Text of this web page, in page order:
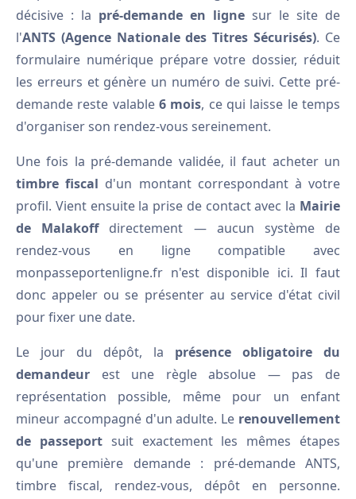
décisive : la pré-demande en ligne sur le site de
l'ANTS (Agence Nationale des Titres Sécurisés). Ce
formulaire numérique prépare votre dossier, réduit
les erreurs et génère un numéro de suivi. Cette pré-
demande reste valable 6 mois, ce qui laisse le temps
d'organiser son rendez-vous sereinement.
Une fois la pré-demande validée, il faut acheter un
timbre fiscal d'un montant correspondant à votre
profil. Vient ensuite la prise de contact avec la Mairie
de Malakoffdirectement — aucun système de
rendez-vous en ligne compatible avec
monpasseportenligne.fr n'est disponible ici. Il faut
donc appeler ou se présenter au service d'état civil
pour fixer une date.
Le jour du dépôt, la présence obligatoire du
demandeur est une règle absolue — pas de
représentation possible, même pour un enfant
mineur accompagné d'un adulte. Le renouvellement
de passeportsuit exactement les mêmes étapes
qu'une première demande : pré-demande ANTS,
timbre fiscal, rendez-vous, dépôt en personne.